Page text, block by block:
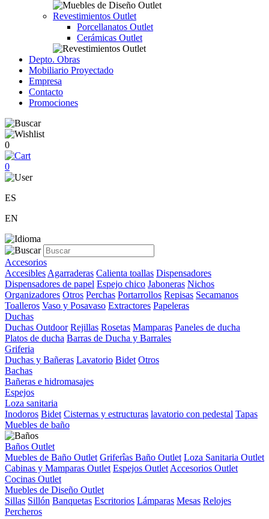
Revestimientos Outlet
Porcellanatos Outlet
Cerámicas Outlet
Depto. Obras
Mobiliario Proyectado
Empresa
Contacto
Promociones
0
0
ES
EN
Accesorios
Accesibles Agarraderas Calienta toallas Dispensadores
Dispensadores de papel Espejo chico Jaboneras Nichos
Organizadores Otros Perchas Portarrollos Repisas Secamanos
Toalleros Vaso y Posavaso Extractores Papeleras
Duchas
Duchas Outdoor Rejillas Rosetas Mamparas Paneles de ducha
Platos de ducha Barras de Ducha y Barrales
Griferia
Duchas y Bañeras Lavatorio Bidet Otros
Bachas
Bañeras e hidromasajes
Espejos
Loza sanitaria
Inodoros Bidet Cisternas y estructuras lavatorio con pedestal Tapas
Muebles de baño
Baños Outlet
Muebles de Baño Outlet Griferîas Baño Outlet Loza Sanitaria Outlet
Cabinas y Mamparas Outlet Espejos Outlet Accesorios Outlet
Cocinas Outlet
Muebles de Diseño Outlet
Sillas Sillón Banquetas Escritorios Lámparas Mesas Relojes
Percheros